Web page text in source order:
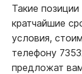
Такие
кратчайшие
условия,
телефону
предложат